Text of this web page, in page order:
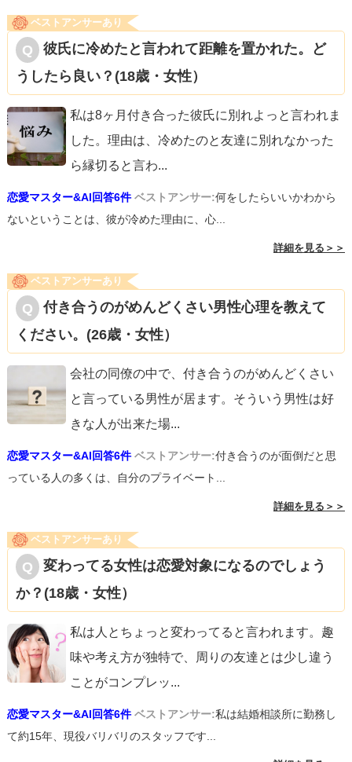
ベストアンサーあり
彼氏に冷めたと言われて距離を置かれた。ど
うしたら良い？(18歳・女性）
私は8ヶ月付き合った彼氏に別れよっと言われま
した。理由は、冷めたのと友達に別れなかった
ら縁切ると言わ...
恋愛マスター&AI回答6件 ベストアンサー:何をしたらいいかわから
ないということは、彼が冷めた理由に、心...
詳細を見る＞＞
ベストアンサーあり
付き合うのがめんどくさい男性心理を教えて
ください。(26歳・女性）
会社の同僚の中で、付き合うのがめんどくさい
と言っている男性が居ます。そういう男性は好
きな人が出来た場...
恋愛マスター&AI回答6件 ベストアンサー:付き合うのが面倒だと思
っている人の多くは、自分のプライベート...
詳細を見る＞＞
ベストアンサーあり
変わってる女性は恋愛対象になるのでしょう
か？(18歳・女性）
私は人とちょっと変わってると言われます。趣
味や考え方が独特で、周りの友達とは少し違う
ことがコンプレッ...
恋愛マスター&AI回答6件 ベストアンサー:私は結婚相談所に勤務し
て約15年、現役バリバリのスタッフです...